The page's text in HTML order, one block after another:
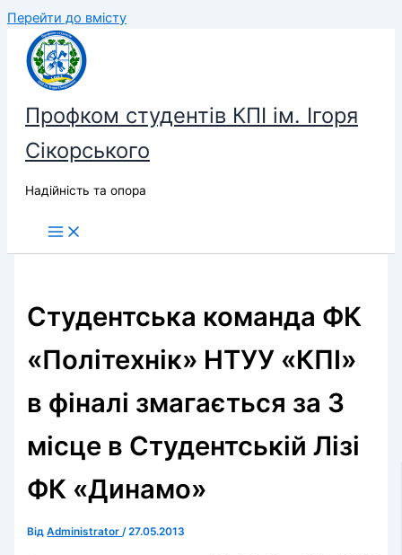
Перейти до вмісту
Профком студентів КПІ ім. Ігоря
Сікорського
Надійність та опора
Студентська команда ФК
«Політехнік» НТУУ «КПІ»
в фіналі змагається за 3
місце в Студентській Лізі
ФК «Динамо»
ВідAdministrator/27.05.2013